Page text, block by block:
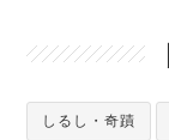
しるし・奇蹟